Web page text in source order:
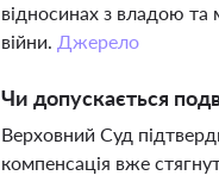
відносинах з владою та
війни. Джерело
Чи допускається
Верховний Суд
компенсація вже